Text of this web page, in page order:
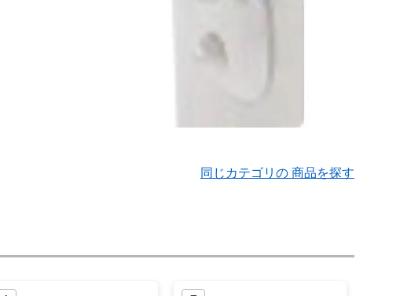
同じカテゴリの 商品を探す